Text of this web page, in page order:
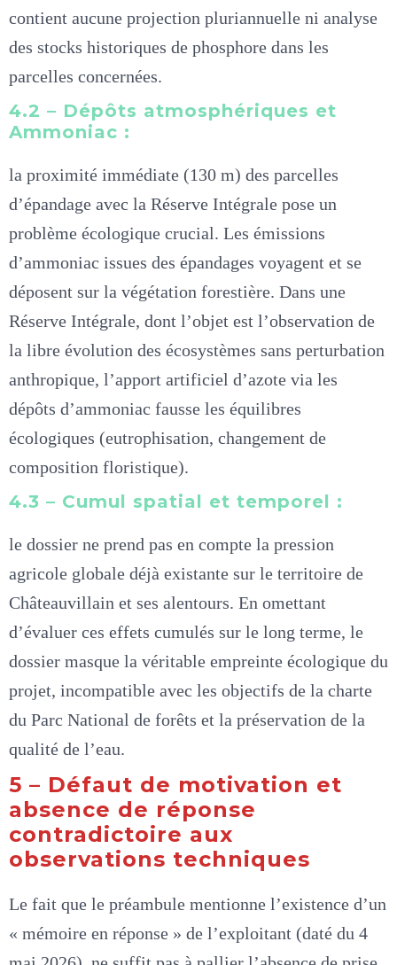
contient aucune projection pluriannuelle ni analyse
des stocks historiques de phosphore dans les
parcelles concernées.
4.2 – Dépôts atmosphériques et
Ammoniac :
la proximité immédiate (130 m) des parcelles
d’épandage avec la Réserve Intégrale pose un
problème écologique crucial. Les émissions
d’ammoniac issues des épandages voyagent et se
déposent sur la végétation forestière. Dans une
Réserve Intégrale, dont l’objet est l’observation de
la libre évolution des écosystèmes sans perturbation
anthropique, l’apport artificiel d’azote via les
dépôts d’ammoniac fausse les équilibres
écologiques (eutrophisation, changement de
composition floristique).
4.3 – Cumul spatial et temporel :
le dossier ne prend pas en compte la pression
agricole globale déjà existante sur le territoire de
Châteauvillain et ses alentours. En omettant
d’évaluer ces effets cumulés sur le long terme, le
dossier masque la véritable empreinte écologique du
projet, incompatible avec les objectifs de la charte
du Parc National de forêts et la préservation de la
qualité de l’eau.
5 – Défaut de motivation et
absence de réponse
contradictoire aux
observations techniques
Le fait que le préambule mentionne l’existence d’un
« mémoire en réponse » de l’exploitant (daté du 4